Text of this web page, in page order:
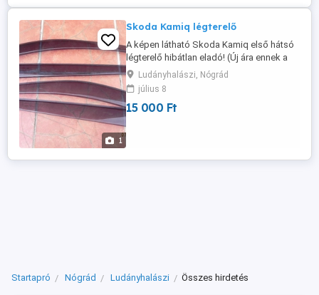
1
Skoda Kamiq légterelő
A képen látható Skoda Kamiq első hátsó
légterelő hibátlan eladó! (Új ára ennek a
típusnak 31 e) Postázás megoldható.
Ludányhalászi, Nógrád
július 8
15 000 Ft
Startapró Nógrád Ludányhalászi Összes hirdetés